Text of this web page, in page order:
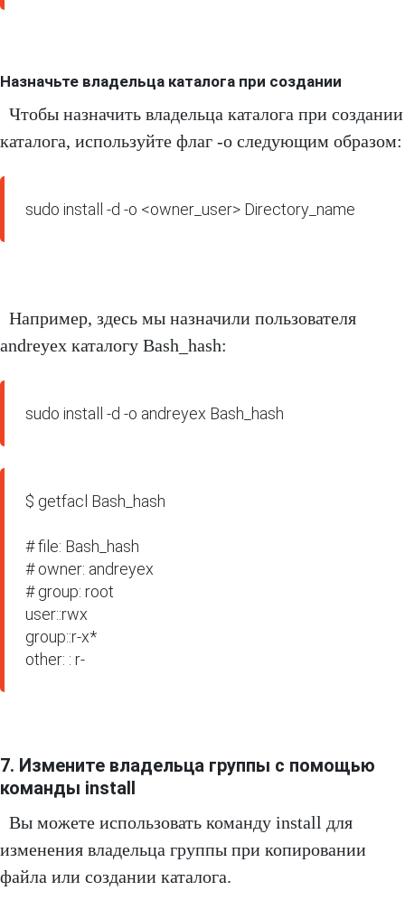
Назначьте владельца каталога при создании
Чтобы назначить владельца каталога при создании
каталога, используйте флаг -o следующим образом:
sudo install -d -o <owner_user> Directory_name
Например, здесь мы назначили пользователя
andreyex каталогу Bash_hash:
sudo install -d -o andreyex Bash_hash
$ getfacl Bash_hash
# file: Bash_hash
# owner: andreyex
# group: root
user::rwx
group::r-x*
other: : r-
7. Измените владельца группы с помощью
команды install
Вы можете использовать команду install для
изменения владельца группы при копировании
файла или создании каталога.